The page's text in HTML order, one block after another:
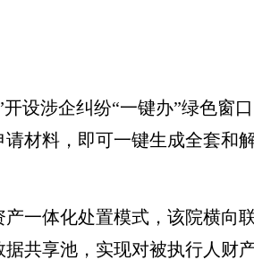
涉企纠纷“一键办”绿色窗
材料，即可一键生成全套和
体化处置模式，该院横向
共享池，实现对被执行人财